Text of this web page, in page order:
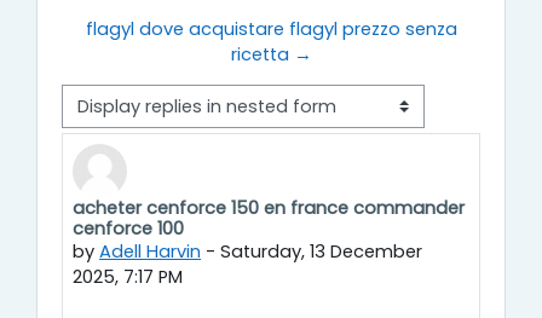
flagyl dove acquistare flagyl prezzo senza
ricetta →
Display mode
acheter cenforce 150 en france commander
cenforce 100
by Adell Harvin - Saturday, 13 December
2025, 7:17 PM
Number of replies: 0